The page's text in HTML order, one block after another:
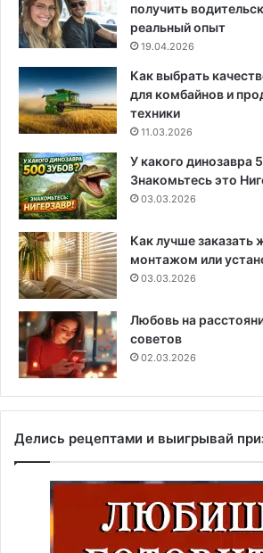
получить
реальный опыт
19.04.2026
Как выбрать
для комбайнов и
техники
11.03.2026
У какого динозавра
Знакомьтесь это
03.03.2026
Как лучше заказать
монтажом или
03.03.2026
Любовь на
советов
02.03.2026
Делись рецептами и выигрывай